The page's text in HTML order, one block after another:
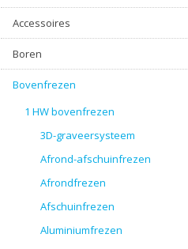
Accessoires
Boren
Bovenfrezen
1 HW bovenfrezen
3D-graveersysteem
Afrond-afschuinfrezen
Afrondfrezen
Afschuinfrezen
Aluminiumfrezen